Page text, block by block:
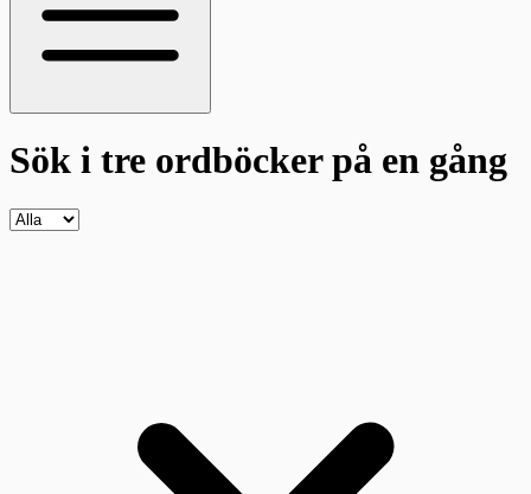
Sök i tre ordböckerpå en gång